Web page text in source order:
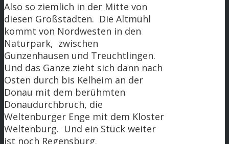
Also so ziemlich in der Mitte von
diesen Großstädten. Die Altmühl
kommt von Nordwesten in den
Naturpark, zwischen
Gunzenhausen und Treuchtlingen.
Und das Ganze zieht sich dann nach
Osten durch bis Kelheim an der
Donau mit dem berühmten
Donaudurchbruch, die
Weltenburger Enge mit dem Kloster
Weltenburg. Und ein Stück weiter
ist noch Regensburg.